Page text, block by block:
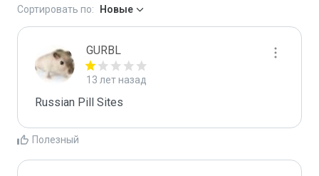
Сортировать по: Новые
GURBL
13 лет назад
Russian Pill Sites
Полезный